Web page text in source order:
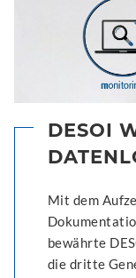
DESOI
Mit dem
bewährte
die dritte